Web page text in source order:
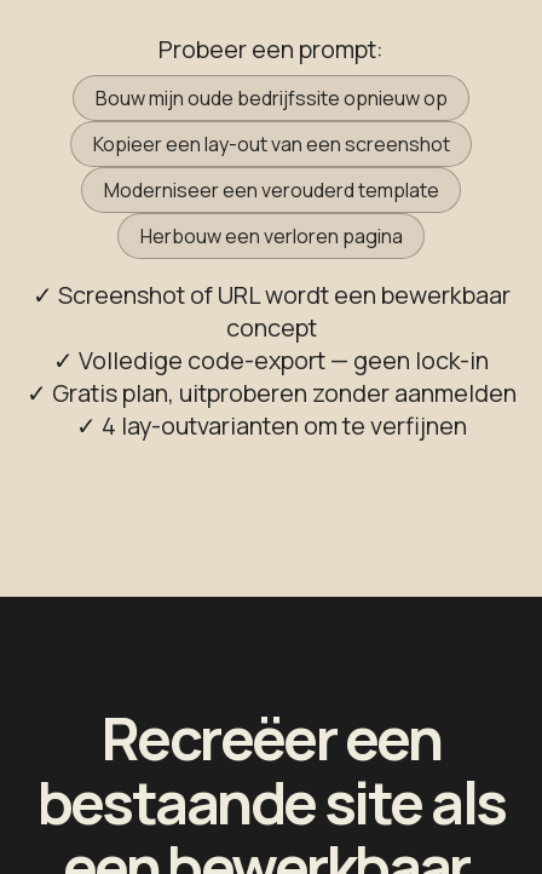
Probeer een prompt:
Bouw mijn oude bedrijfssite opnieuw op
Kopieer een lay-out van een screenshot
Moderniseer een verouderd template
Herbouw een verloren pagina
✓ Screenshot of URL wordt een bewerkbaar
concept
✓ Volledige code-export — geen lock-in
✓ Gratis plan, uitproberen zonder aanmelden
✓ 4 lay-outvarianten om te verfijnen
Recreëer een
bestaande site als